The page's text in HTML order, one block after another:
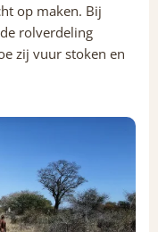
op maken. Bij
rolverdeling
zij vuur stoken en